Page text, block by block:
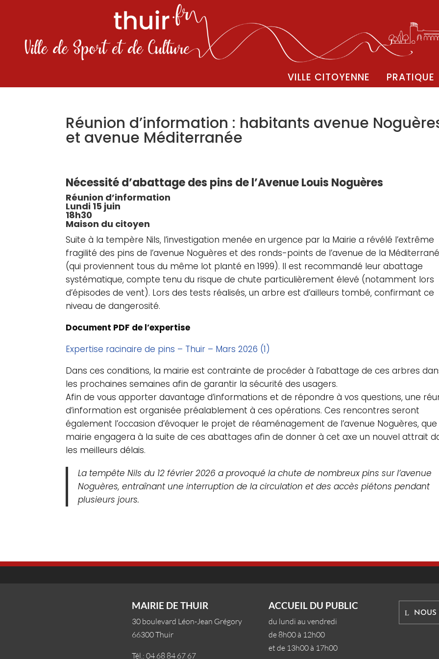
VILLE CITOYENNE PRATIQUE
Réunion d’information : habitants avenue
et avenue Méditerranée
Nécessité d’abattage des pins de l’Avenue Louis Noguères
Réunion d’information
Lundi 15 juin
18h30
Maison du citoyen
Suite à la tempère Nils, l’investigation menée en urgence par la Mairie a révélé l’extrême
fragilité des pins de l’avenue Noguères et des ronds-points de l’avenue de la
(qui proviennent tous du même lot planté en 1999). Il est recommandé leur abattage
systématique, compte tenu du risque de chute particulièrement élevé (notamment lors
d’épisodes de vent). Lors des tests réalisés, un arbre est d’ailleurs tombé, confirmant ce
niveau de dangerosité.
Document PDF de l’expertise
Expertise racinaire de pins – Thuir – Mars 2026 (1)
Dans ces conditions, la mairie est contrainte de procéder à l’abattage de ces arbres
les prochaines semaines afin de garantir la sécurité des usagers.
Afin de vous apporter davantage d’informations et de répondre à vos questions, une
d’information est organisée préalablement à ces opérations. Ces rencontres seront
également l’occasion d’évoquer le projet de réaménagement de l’avenue Noguères, que
mairie engagera à la suite de ces abattages afin de donner à cet axe un nouvel attrait
les meilleurs délais.
La tempête Nils du 12 février 2026 a provoqué la chute de nombreux pins sur l’avenue
Noguères, entraînant une interruption de la circulation et des accès piétons pendant
plusieurs jours.
MAIRIE DE THUIR
30 boulevard Léon-Jean Grégory
66300 Thuir
Tél.: 04 68 84 67 67
ACCUEIL DU PUBLIC
du lundi au vendredi
de 8h00 à 12h00
et de 13h00 à 17h00
NOUS